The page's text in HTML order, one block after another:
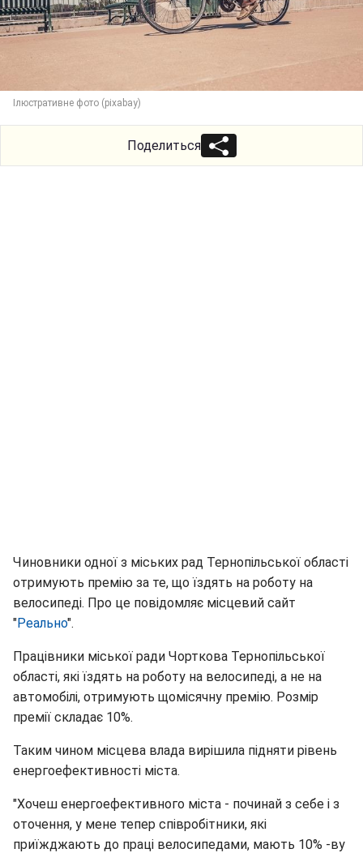
Ілюстративне фото (pixabay)
Поделиться
Чиновники одної з міських рад Тернопільської області
отримують премію за те, що їздять на роботу на
велосипеді. Про це повідомляє місцевий сайт
"Реально".
Працівники міської ради Чорткова Тернопільської
області, які їздять на роботу на велосипеді, а не на
автомобілі, отримують щомісячну премію. Розмір
премії складає 10%.
Таким чином місцева влада вирішила підняти рівень
енергоефективності міста.
"Хочеш енергоефективного міста - починай з себе і з
оточення, у мене тепер співробітники, які
приїжджають до праці велосипедами, мають 10% -ву